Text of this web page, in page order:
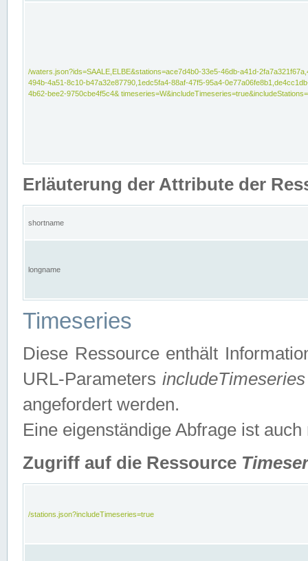
/waters.json?ids=SAALE,ELBE&stations=ace7d4b0-33e5-46db-a41d-
494b-4a51-8c10-b47a32e87790,1edc5fa4-88af-47f5-95a4-
4b62-bee2-9750cbe4f5c4&
Erläuterung der Attribute der
shortname
longname
Timeseries
Diese Ressource enthält
URL-ParametersincludeTimeseries
angefordert werden.
Eine eigenständige Abfrage ist auch
Zugriff auf die Ressource
/stations.json?includeTimeseries=true